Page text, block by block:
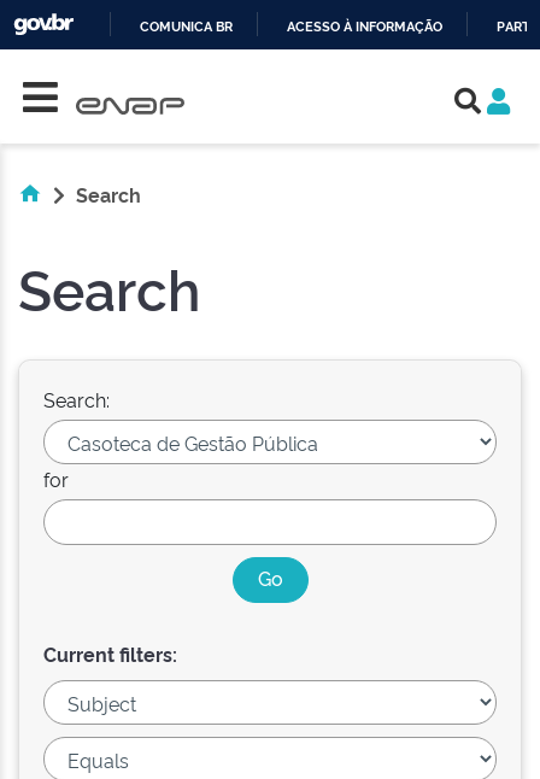
COMUNICA BR ACESSO À INFORMAÇÃO
Search
Search
Search:
for
Current filters: